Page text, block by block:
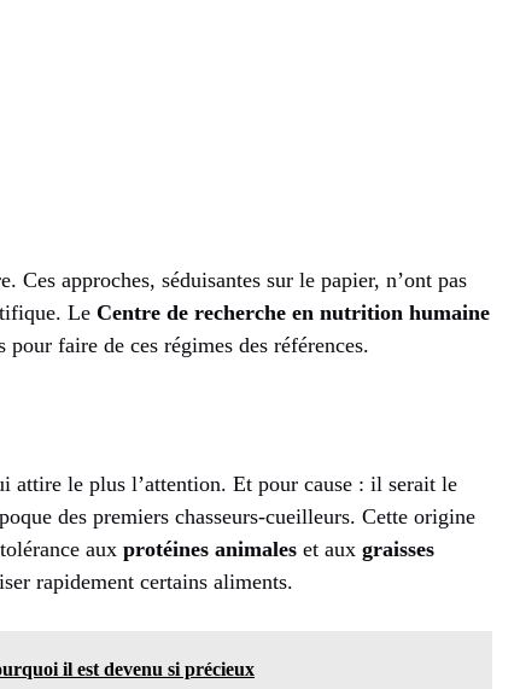
approches, séduisantes sur le papier, n’ont pas
Le Centre de recherche en nutrition humaine
faire de ces régimes des références.
attire le plus l’attention. Et pour cause : il serait le
des premiers chasseurs-cueilleurs. Cette origine
aux protéines animales et aux graisses
rapidement certains aliments.
il est devenu si précieux